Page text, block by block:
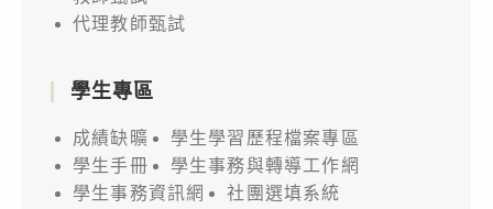
代理教師甄試
學生專區
成績缺曠
學生學習歷程檔案專區
學生手冊
學生事務與轉導工作網
學生事務資訊網
社團選填系統